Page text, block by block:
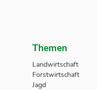
Themen
Landwirtschaft
Forstwirtschaft
Jagd